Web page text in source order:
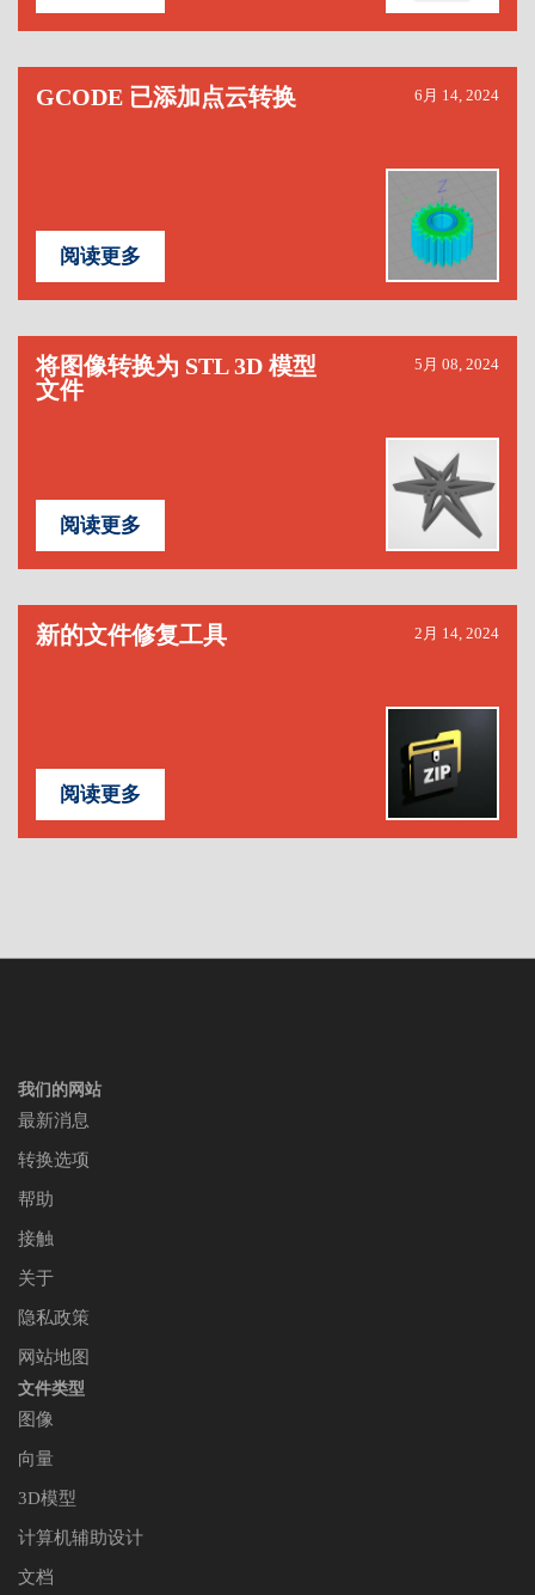
GCODE 已添加点云转换 6月 14, 2024
阅读更多
将图像转换为 STL 3D 模型
文件
5月 08, 2024
阅读更多
新的文件修复工具 2月 14, 2024
阅读更多
我们的网站
最新消息
转换选项
帮助
接触
关于
隐私政策
网站地图
文件类型
图像
向量
3D模型
计算机辅助设计
文档